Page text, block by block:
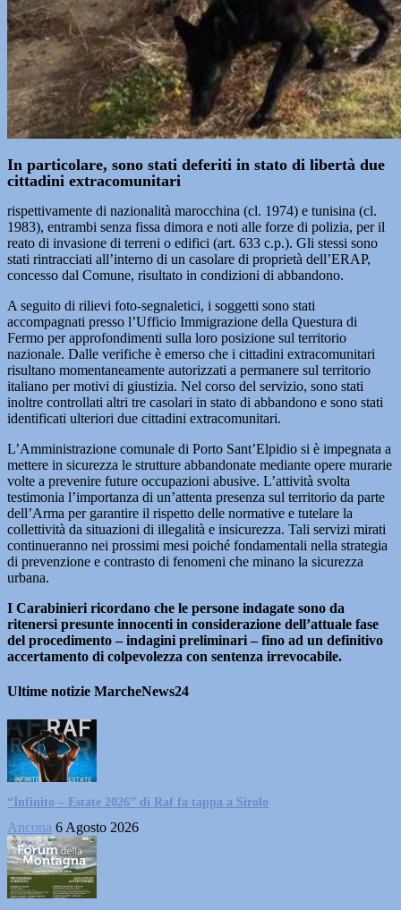
In particolare, sono stati deferiti in stato di libertà due
cittadini extracomunitari
rispettivamente di nazionalità marocchina (cl. 1974) e tunisina (cl.
1983), entrambi senza fissa dimora e noti alle forze di polizia, per il
reato di invasione di terreni o edifici (art. 633 c.p.). Gli stessi sono
stati rintracciati all’interno di un casolare di proprietà dell’ERAP,
concesso dal Comune, risultato in condizioni di abbandono.
A seguito di rilievi foto-segnaletici, i soggetti sono stati
accompagnati presso l’Ufficio Immigrazione della Questura di
Fermo per approfondimenti sulla loro posizione sul territorio
nazionale. Dalle verifiche è emerso che i cittadini extracomunitari
risultano momentaneamente autorizzati a permanere sul territorio
italiano per motivi di giustizia. Nel corso del servizio, sono stati
inoltre controllati altri tre casolari in stato di abbandono e sono stati
identificati ulteriori due cittadini extracomunitari.
L’Amministrazione comunale di Porto Sant’Elpidio si è impegnata a
mettere in sicurezza le strutture abbandonate mediante opere murarie
volte a prevenire future occupazioni abusive. L’attività svolta
testimonia l’importanza di un’attenta presenza sul territorio da parte
dell’Arma per garantire il rispetto delle normative e tutelare la
collettività da situazioni di illegalità e insicurezza. Tali servizi mirati
continueranno nei prossimi mesi poiché fondamentali nella strategia
di prevenzione e contrasto di fenomeni che minano la sicurezza
urbana.
I Carabinieri ricordano che le persone indagate sono da
ritenersi presunte innocenti in considerazione dell’attuale fase
del procedimento – indagini preliminari – fino ad un definitivo
accertamento di colpevolezza con sentenza irrevocabile.
Ultime notizie MarcheNews24
“Infinito – Estate 2026” di Raf fa tappa a Sirolo
Ancona 6 Agosto 2026